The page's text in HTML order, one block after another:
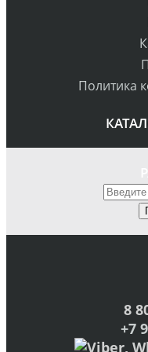
Политика
8
+7